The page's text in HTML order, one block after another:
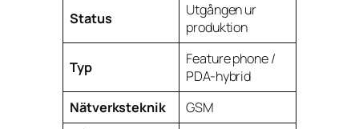
Status
Utgången ur
produktion
Typ
Feature phone /
PDA-hybrid
Nätverksteknik
GSM